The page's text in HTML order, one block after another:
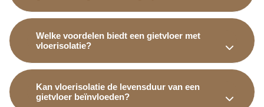
Welke voordelen biedt een gietvloer met
vloerisolatie?
Kan vloerisolatie de levensduur van een
gietvloer beïnvloeden?